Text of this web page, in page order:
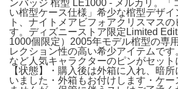
ンバッジ 棺型 LE1000 - メルカリ。「
い棺型ケース仕様」希少な棺型デザイ
ト、ナイトメアビフォアクリスマス
す。ディズニーストア限定Limited
1000個限定）2005年モデル棺型の専
レクション性の高い希少アイテムで
など人気キャラクターのピンがセット
【状態】・購入後は外箱に入れ、暗
いました・外箱もお付けします・ケー